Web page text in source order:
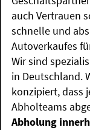
auch Vertrauen
schnelle und
Autoverkaufes
Wir sind
in Deutschland.
konzipiert, dass
Abholteams
Abholung